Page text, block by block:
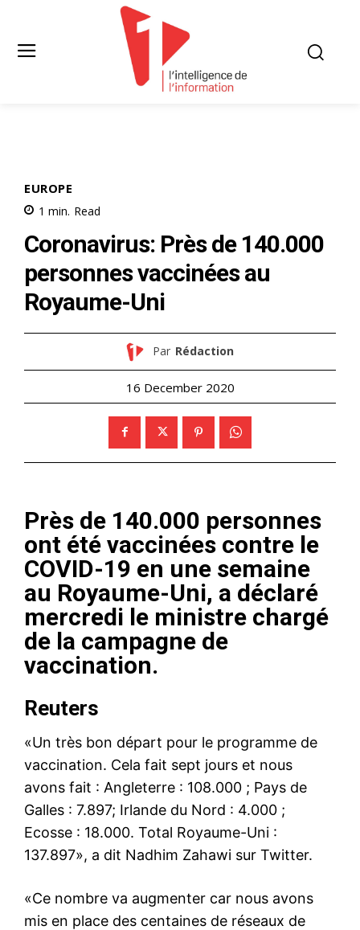
EUROPE
1 min. Read
Coronavirus: Près de 140.000
personnes vaccinées au
Royaume-Uni
Par Rédaction
16 December 2020
Près de 140.000 personnes
ont été vaccinées contre le
COVID-19 en une semaine
au Royaume-Uni, a déclaré
mercredi le ministre chargé
de la campagne de
vaccination.
Reuters
«Un très bon départ pour le programme de
vaccination. Cela fait sept jours et nous
avons fait : Angleterre : 108.000 ; Pays de
Galles : 7.897; Irlande du Nord : 4.000 ;
Ecosse : 18.000. Total Royaume-Uni :
137.897», a dit Nadhim Zahawi sur Twitter.
«Ce nombre va augmenter car nous avons
mis en place des centaines de réseaux de